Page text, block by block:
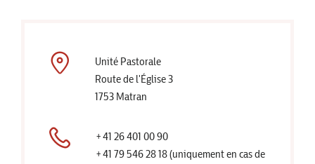
Unité Pastorale
Route de l'Église 3
1753 Matran
+41 26 401 00 90
+41 79 546 28 18 (uniquement en cas de